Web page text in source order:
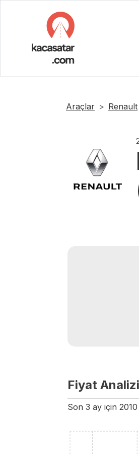
Araçlar Renault
Fiyat Analizi
Son 3 ay için 2010